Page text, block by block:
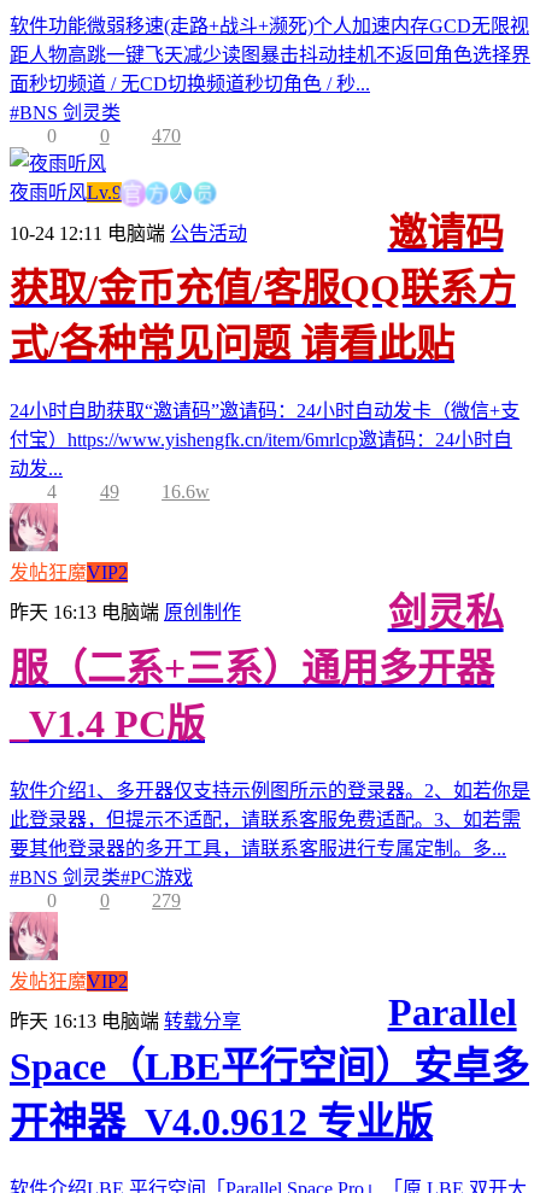
软件功能微弱移速(走路+战斗+濒死)个人加速内存GCD无限视
距人物高跳一键飞天减少读图暴击抖动挂机不返回角色选择界
面秒切频道 / 无CD切换频道秒切角色 / 秒...
#BNS 剑灵类
0
0 470
夜雨听风Lv.9官方人员
10-24 12:11 电脑端 公告活动
邀请码
获取/金币充值/客服QQ联系方
式/各种常见问题 请看此贴
24小时自助获取“邀请码”邀请码：24小时自动发卡（微信+支
付宝）https://www.yishengfk.cn/item/6mrlcp邀请码：24小时自
动发...
4
49 16.6w
发帖狂魔VIP2
昨天 16:13 电脑端 原创制作
剑灵私
服（二系+三系）通用多开器
_V1.4 PC版
软件介绍1、多开器仅支持示例图所示的登录器。2、如若你是
此登录器，但提示不适配，请联系客服免费适配。3、如若需
要其他登录器的多开工具，请联系客服进行专属定制。多...
#BNS 剑灵类#PC游戏
0
0 279
发帖狂魔VIP2
昨天 16:13 电脑端 转载分享
Parallel
Space（LBE平行空间）安卓多
开神器_V4.0.9612 专业版
软件介绍LBE 平行空间「Parallel Space Pro」「原 LBE 双开大